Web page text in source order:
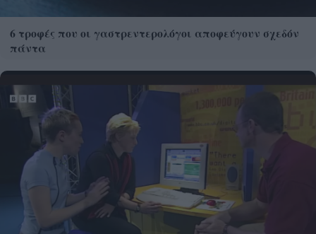
6 τροφές που οι γαστρεντερολόγοι αποφεύγουν σχεδόν
πάντα